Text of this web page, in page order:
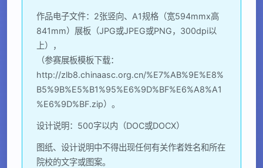
作品电子文件：2张竖向、A1规格（宽594mmx高
841mm）展板（JPG或JPEG或PNG，300dpi以
上），
（参赛展板模板下载：
http://zlb8.chinaasc.org.cn/%E7%AB%9E%E8%
B5%9B%E5%B1%95%E6%9D%BF%E6%A8%A1
%E6%9D%BF.zip）。
设计说明：500字以内（DOC或DOCX）
图纸、设计说明中不得出现任何有关作者姓名和所在
院校的文字或图案。